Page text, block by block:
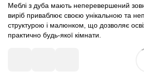
Меблі з дуба мають неперевершений
виріб приваблює своєю унікальною та
структурою і малюнком, що дозволяє
практично будь-якої кімнати.